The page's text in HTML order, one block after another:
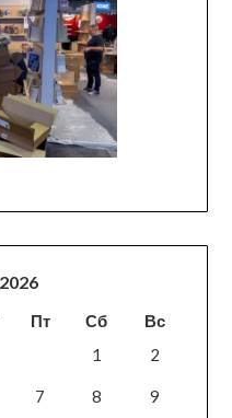
Пт Сб
Вс
1
2
7 8 9